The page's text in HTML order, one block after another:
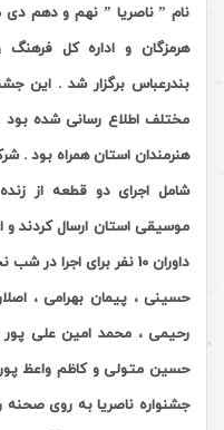
هرمزگان و اداره کل فرهنگ
بندرعباس برگزار شد . این
مختلف اطلاع رسانی شده بود
هنرمندان استان همراه بود .
شامل اجرای دو قطعه از
موسیقی استان ارسال کردند
داوران 10 نفر برای
حسینی ، پیمان بهرامی ،
رحیمی ، محمد امین علی پور
حسین متولی و کاظم واعظ
جشنواره ناصریا به روی